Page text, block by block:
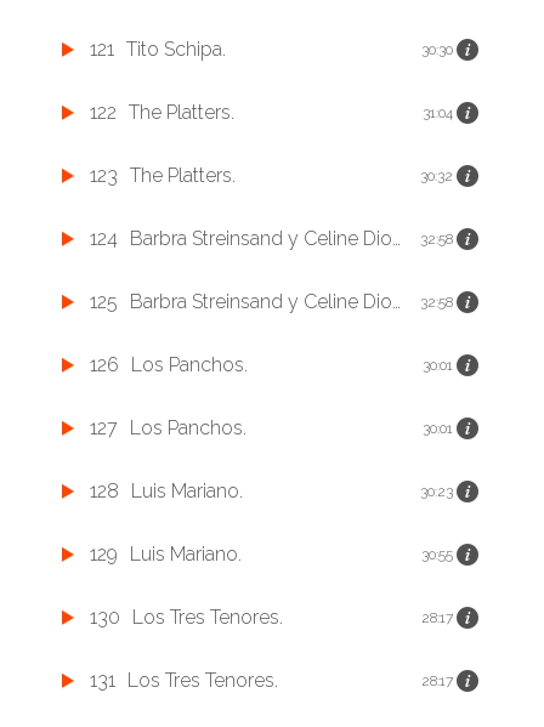
121 Tito Schipa. 30:30
122 The Platters. 31:04
123 The Platters. 30:32
124 Barbra Streinsand y Celine Dione. 32:58
125 Barbra Streinsand y Celine Dione. 32:58
126 Los Panchos. 30:01
127 Los Panchos. 30:01
128 Luis Mariano. 30:23
129 Luis Mariano. 30:55
130 Los Tres Tenores. 28:17
131 Los Tres Tenores. 28:17